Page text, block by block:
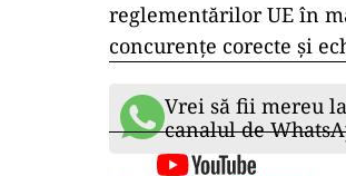
reglementărilor UE în
concurențe corecte și
Vrei să fii mereu
canalul de